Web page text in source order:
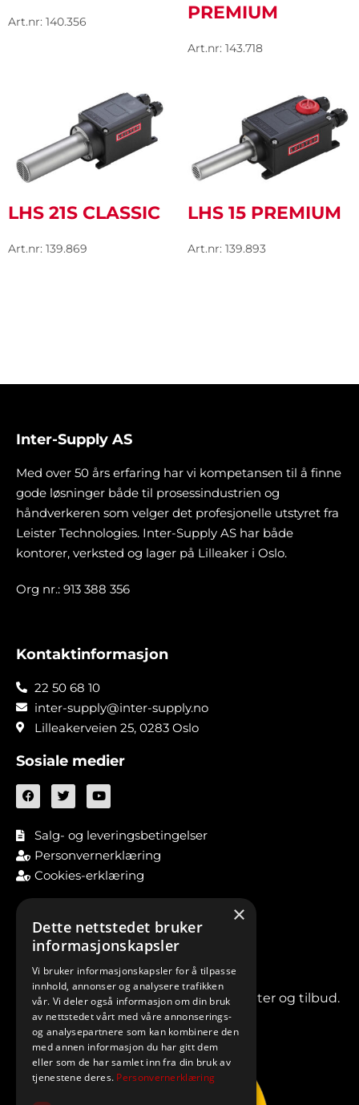
Art.nr: 140.356
PREMIUM
Art.nr: 143.718
LHS 21S CLASSIC
Art.nr: 139.869
LHS 15 PREMIUM
Art.nr: 139.893
Inter-Supply AS
Med over 50 års erfaring har vi kompetansen til å finne
gode løsninger både til prosessindustrien og
håndverkeren som velger det profesjonelle utstyret fra
Leister Technologies. Inter-Supply AS har både
kontorer, verksted og lager på Lilleaker i Oslo.
Org nr.: 913 388 356
Kontaktinformasjon
22 50 68 10
inter-supply@inter-supply.no
Lilleakerveien 25, 0283 Oslo
Sosiale medier
Salg- og leveringsbetingelser
Personvernerklæring
Cookies-erklæring
Meld deg på vårt nyhetsbrev for nyheter og tilbud.
×
Dette nettstedet bruker
informasjonskapsler
Vi bruker informasjonskapsler for å tilpasse
innhold, annonser og analysere trafikken
vår. Vi deler også informasjon om din bruk
av nettstedet vårt med våre annonserings-
og analysepartnere som kan kombinere den
med annen informasjon du har gitt dem
eller som de har samlet inn fra din bruk av
tjenestene deres. Personvernerklæring